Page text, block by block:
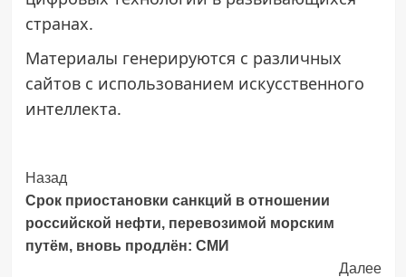
странах.
Материалы генерируются с различных
сайтов с использованием искусственного
интеллекта.
Post
Navigation
Назад
Срок приостановки санкций в отношении
российской нефти, перевозимой морским
путём, вновь продлён: СМИ
Далее